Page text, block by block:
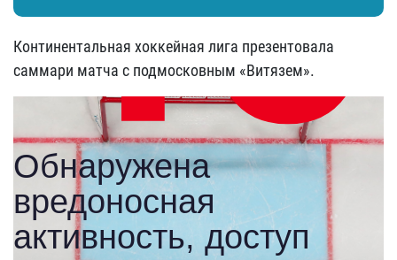
Континентальная хоккейная лига презентовала
саммари матча с подмосковным «Витязем».